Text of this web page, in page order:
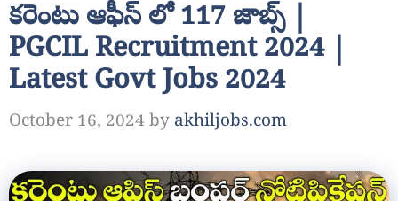
కరెంటు ఆఫీస్ లో 117 జాబ్స్ |
PGCIL Recruitment 2024 |
Latest Govt Jobs 2024
October 16, 2024by akhiljobs.com